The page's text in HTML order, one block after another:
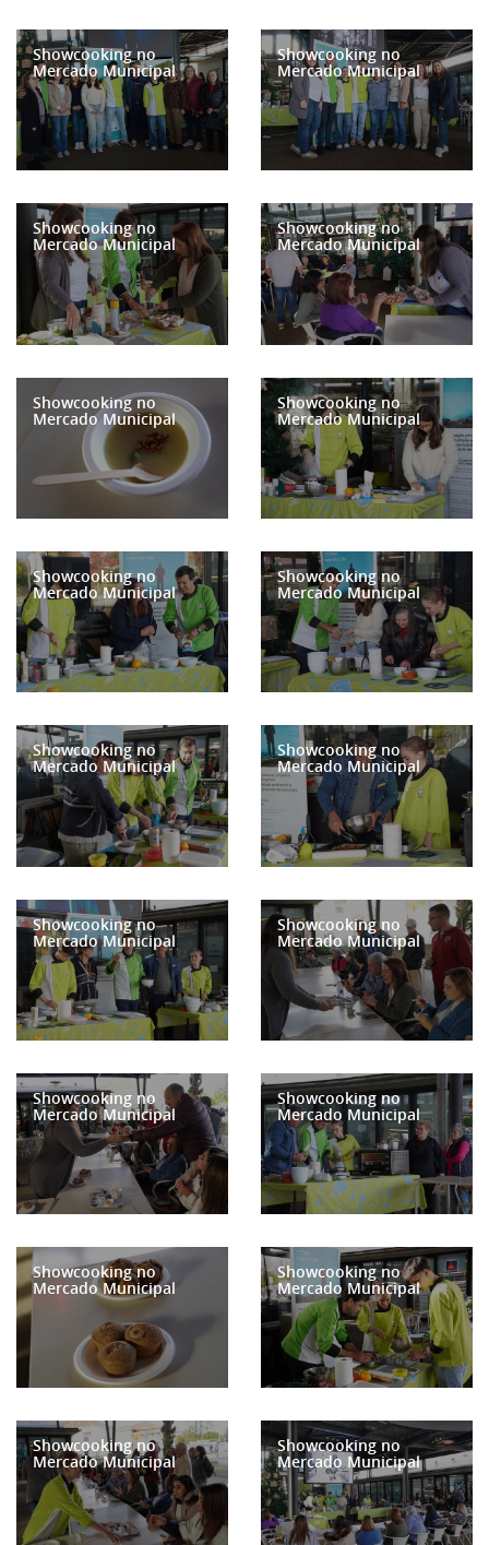
Showcooking no
Mercado Municipal
Showcooking no
Mercado Municipal
Showcooking no
Mercado Municipal
Showcooking no
Mercado Municipal
Showcooking no
Mercado Municipal
Showcooking no
Mercado Municipal
Showcooking no
Mercado Municipal
Showcooking no
Mercado Municipal
Showcooking no
Mercado Municipal
Showcooking no
Mercado Municipal
Showcooking no
Mercado Municipal
Showcooking no
Mercado Municipal
Showcooking no
Mercado Municipal
Showcooking no
Mercado Municipal
Showcooking no
Mercado Municipal
Showcooking no
Mercado Municipal
Showcooking no
Mercado Municipal
Showcooking no
Mercado Municipal